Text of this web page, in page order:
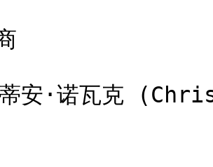
安·诺瓦克